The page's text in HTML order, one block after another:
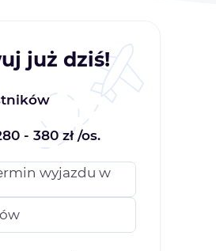
już dziś!
- 380 zł /os.
wyjazdu w